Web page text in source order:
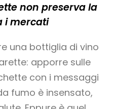
non preserva la
i mercati
una bottiglia di vino
apporre sulle
con i messaggi
fumo è insensato,